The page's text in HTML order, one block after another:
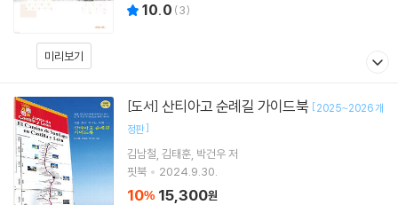
미리보기
10.0 (3)
[도서] 산티아고 순례길 가이드북 [2025~2026 개
정판]
김남철 김태훈 박건우저
핏북
2024.9.30.
10% 15,300원